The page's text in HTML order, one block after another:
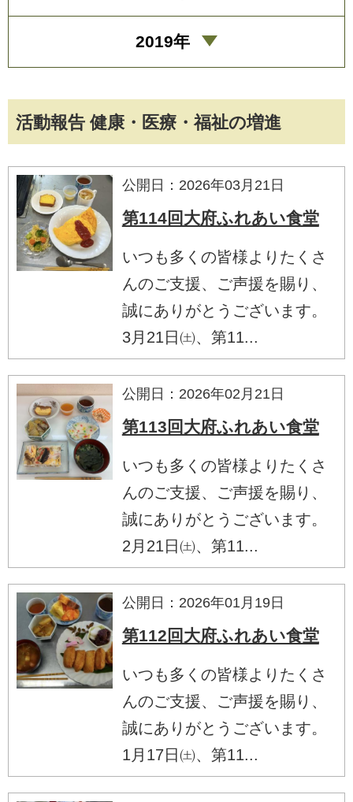
活動報告 健康・医療・福祉の増進
公開日：2026年03月21日
第114回大府ふれあい食堂
いつも多くの皆様よりたくさ
んのご支援、ご声援を賜り、
誠にありがとうございます。
3月21日㈯、第11...
公開日：2026年02月21日
第113回大府ふれあい食堂
いつも多くの皆様よりたくさ
んのご支援、ご声援を賜り、
誠にありがとうございます。
2月21日㈯、第11...
公開日：2026年01月19日
第112回大府ふれあい食堂
いつも多くの皆様よりたくさ
んのご支援、ご声援を賜り、
誠にありがとうございます。
1月17日㈯、第11...
2019年